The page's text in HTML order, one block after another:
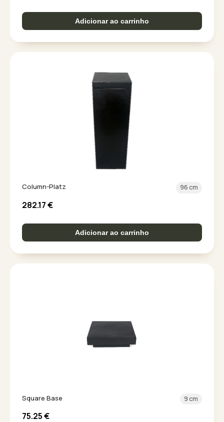
Adicionar ao carrinho
Column-Platz 96 cm
282.17€
Adicionar ao carrinho
Square Base 9 cm
75.25€